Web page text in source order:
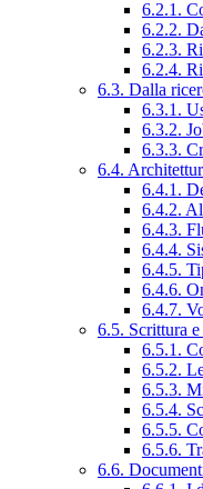
6.2.1.
6.2.2.
6.2.3.
6.2.4.
6.3. Dalla
6.3.1.
6.3.2.
6.3.3.
6.4.
6.4.1.
6.4.2.
6.4.3.
6.4.4.
6.4.5.
6.4.6.
6.4.7.
6.5. Scrittura
6.5.1.
6.5.2.
6.5.3.
6.5.4.
6.5.5.
6.5.6.
6.6.